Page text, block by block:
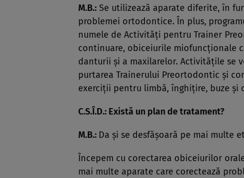
M.B.: Se utilizează aparate diferite, în
problemei ortodontice. În plus,
numele de Activităţi pentru Trainer
continuare, obiceiurile miofuncţionale
danturii şi a maxilarelor. Activităţile se
purtarea Trainerului Preortodontic şi
exerciţii pentru limbă, înghiţire, buze şi
C.S.Î.D.: Există un plan de tratament?
M.B.: Da şi se desfăşoară pe mai multe
Începem cu corectarea obiceiurilor
mai multe aparate care corectează